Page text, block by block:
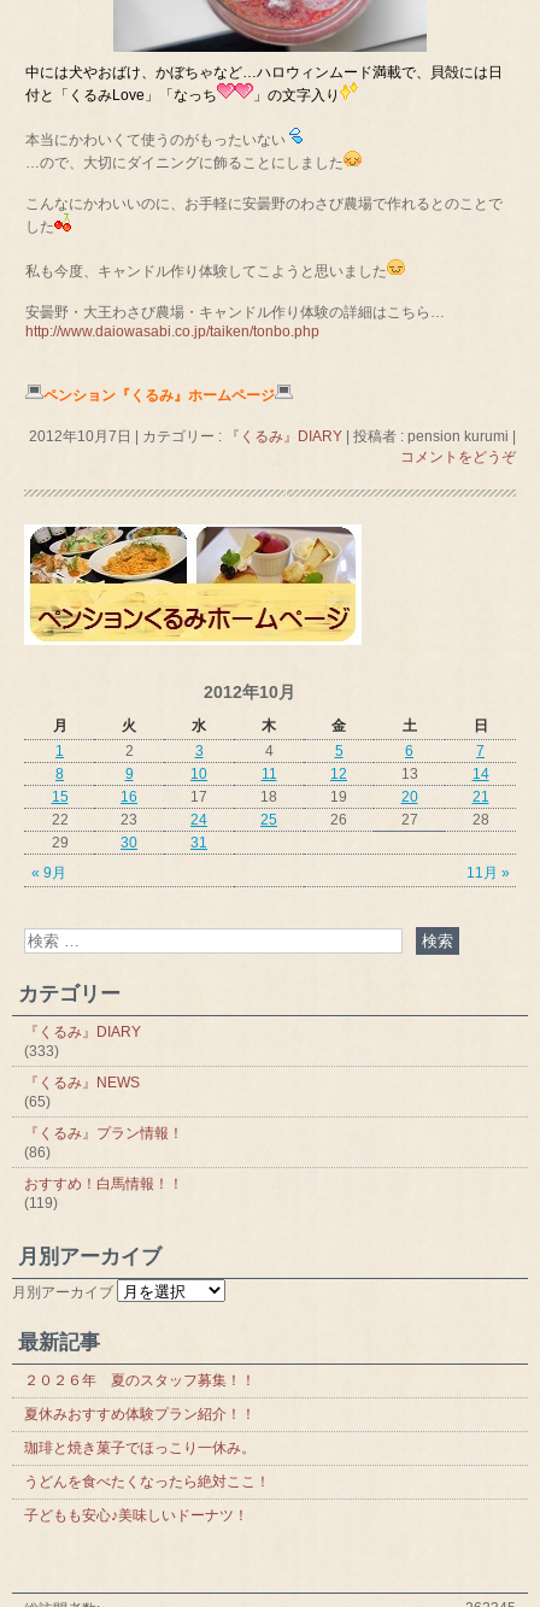
中には犬やおばけ、かぼちゃなど…ハロウィンムード満載で、貝殻には日
付と「くるみLove」「なっち
」の文字入り
本当にかわいくて使うのがもったいない
…ので、大切にダイニングに飾ることにしました
こんなにかわいいのに、お手軽に安曇野のわさび農場で作れるとのことで
した
私も今度、キャンドル作り体験してこようと思いました
安曇野・大王わさび農場・キャンドル作り体験の詳細はこちら…
http://www.daiowasabi.co.jp/taiken/tonbo.php
ペンション『くるみ』ホームページ
2012年10月7日 カテゴリー : 『くるみ』DIARY 投稿者 : pension kurumi
コメントをどうぞ
2012年10月
月 火 水 木 金 土 日
« 9月 11月 »
1 2 3 4 5 6
7
8
9 10 11 12 13
14
15
16 17 18 19 20
21
22
23 24 25 26 27
28
29
30 31
カテゴリー
『くるみ』DIARY
(333)
『くるみ』NEWS
(65)
『くるみ』プラン情報！
(86)
おすすめ！白馬情報！！
(119)
月別アーカイブ
月別アーカイブ
最新記事
２０２６年 夏のスタッフ募集！！
夏休みおすすめ体験プラン紹介！！
珈琲と焼き菓子でほっこり一休み。
うどんを食べたくなったら絶対ここ！
子どもも安心♪美味しいドーナツ！